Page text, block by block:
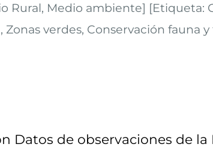
Rural, Medio ambiente] [Etiqueta:
verdes, Conservación fauna y
Datos de observaciones de la